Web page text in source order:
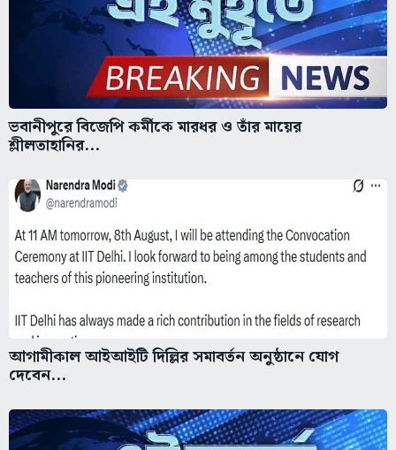
ভবানীপুরে বিজেপি কর্মীকে মারধর ও তাঁর মায়ের
শ্লীলতাহানির...
আগামীকাল আইআইটি দিল্লির সমাবর্তন অনুষ্ঠানে যোগ
দেবেন...